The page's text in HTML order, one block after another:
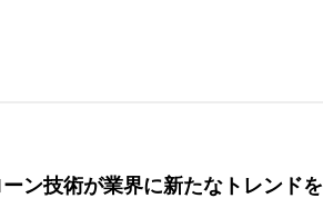
ン技術が業界に新たなトレンドを